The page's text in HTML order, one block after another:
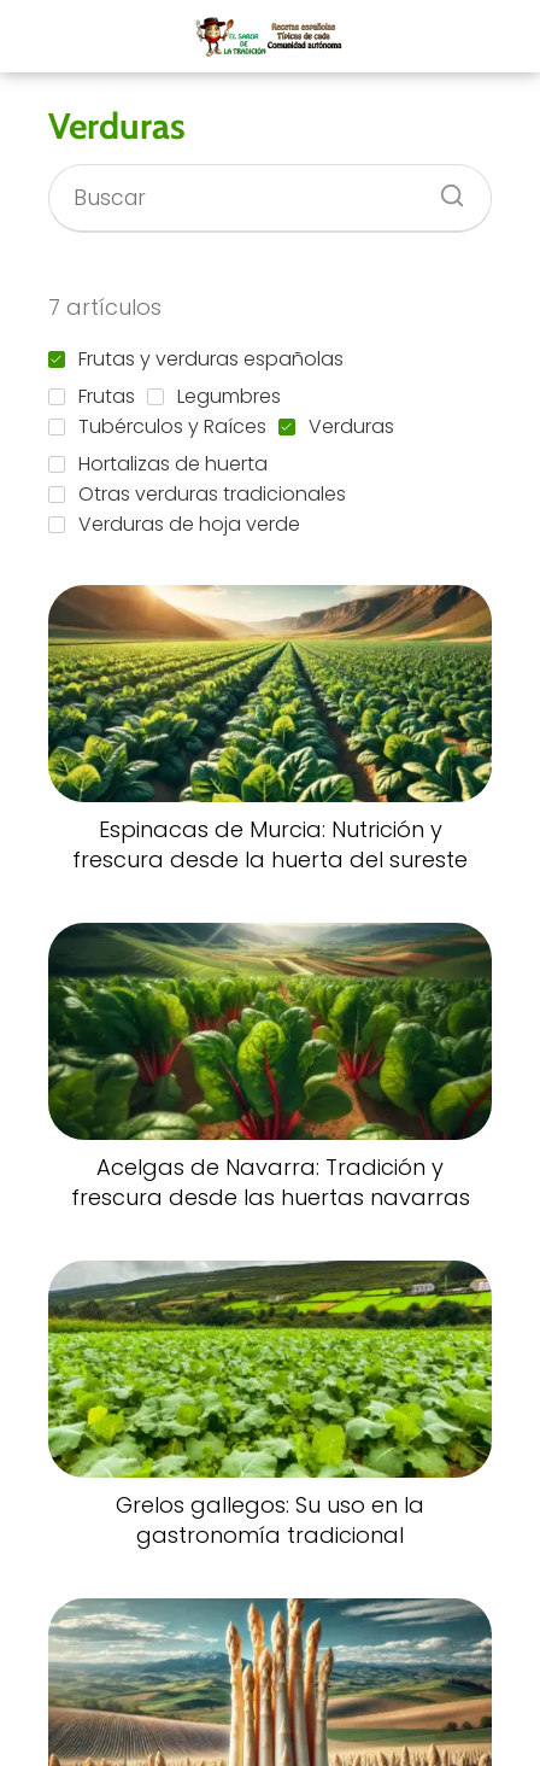
Verduras
7 artículos
Frutas y verduras españolas
Frutas
Legumbres
Tubérculos y Raíces
Verduras
Hortalizas de huerta
Otras verduras tradicionales
Verduras de hoja verde
Espinacas de Murcia: Nutrición y
frescura desde la huerta del sureste
Acelgas de Navarra: Tradición y
frescura desde las huertas navarras
Grelos gallegos: Su uso en la
gastronomía tradicional